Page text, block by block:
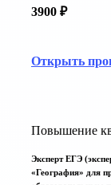
3900 ₽
Открыть
Повышение
Эксперт ЕГЭ
«География» для